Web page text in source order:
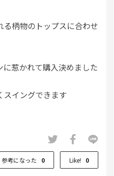
柄物のトップスに合わせ
惹かれて購入決めました
スイングできます
参考になった 0 Like! 0